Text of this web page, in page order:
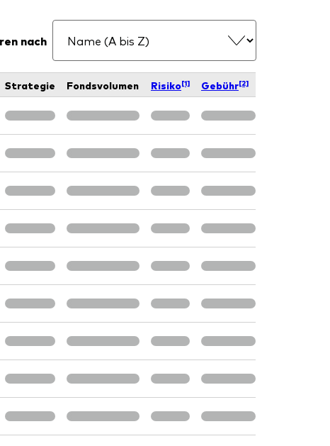
nach
Strategie Fondsvolumen Risiko[1] Gebühr[2]